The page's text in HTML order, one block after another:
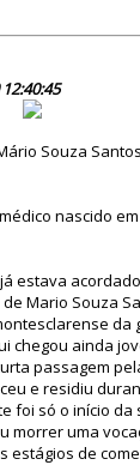
Souza
nascido
estava
Mario Souza
da
chegou ainda
passagem
e residiu
foi só o início
morrer uma
estágios de